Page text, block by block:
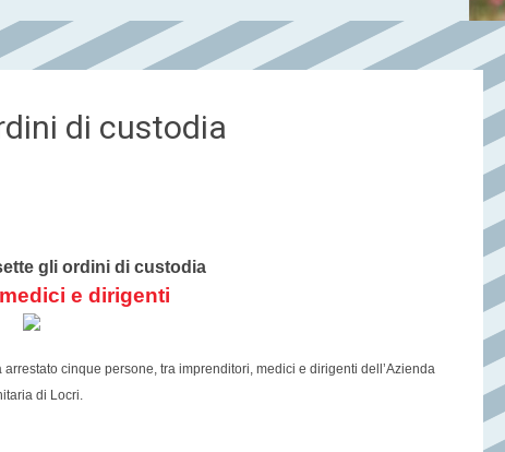
di custodia
gli ordini di custodia
e dirigenti
cinque persone, tra imprenditori, medici e dirigenti dell’Azienda
di Locri.